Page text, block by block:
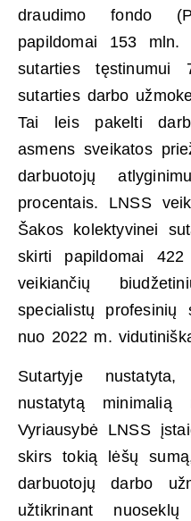
draudimo fondo
papildomai 153
sutarties
sutarties darbo
Tai leis pakelti
asmens sveikatos
darbuotojų
procentais. LNSS
Šakos kolektyvinei
skirti papildomai
veikiančių
specialistų profesinių
nuo 2022 m.
Sutartyje
nustatytą minimalią
Vyriausybė LNSS
skirs tokią lėšų
darbuotojų darbo
užtikrinant